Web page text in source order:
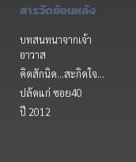
สารวัดย้อนหลัง
บทสนทนาจากเจ้า
อาวาส
คิดสักนิด...สะกิดใจ...
ปลัดแก่ ซอย40
ปี 2012